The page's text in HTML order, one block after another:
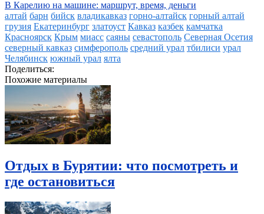
В Карелию на машине: маршрут, время, деньги
алтай барн бийск владикавказ горно-алтайск горный алтай
грузия Екатеринбург златоуст Кавказ казбек камчатка
Красноярск Крым миасс саяны севастополь Северная Осетия
северный кавказ симферополь средний урал тбилиси урал
Челябинск южный урал ялта
Поделиться:
Похожие материалы
Отдых в Бурятии: что посмотреть и
где остановиться